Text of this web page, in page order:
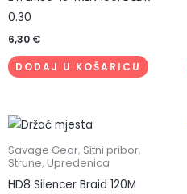
0.30
6,30 €
DODAJ U KOŠARICU
Savage Gear, Sitni pribor,
Strune, Upredenica
HD8 Silencer Braid 120M